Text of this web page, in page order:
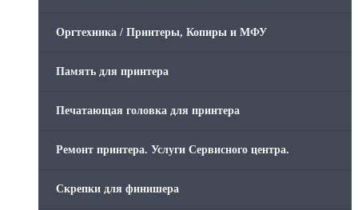
Оргтехника / Принтеры, Копиры и МФУ
Память для принтера
Печатающая головка для принтера
Ремонт принтера. Услуги Сервисного центра.
Скрепки для финишера